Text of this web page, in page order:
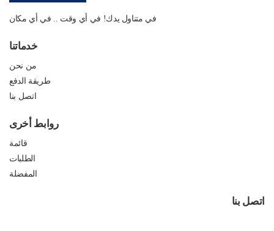
في متناول يدك! في أي وقت .. في أي مكان
خدماتنا
من نحن
طريقة الدفع
اتصل بنا
روابط أخرى
قائمة
الطلبات
المفضلة
اتصل بنا